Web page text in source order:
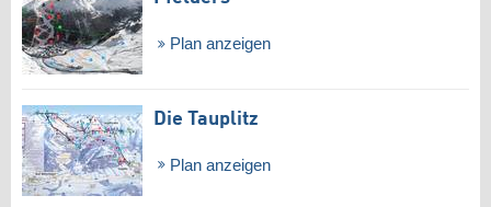
Plan anzeigen
Die Tauplitz
Plan anzeigen